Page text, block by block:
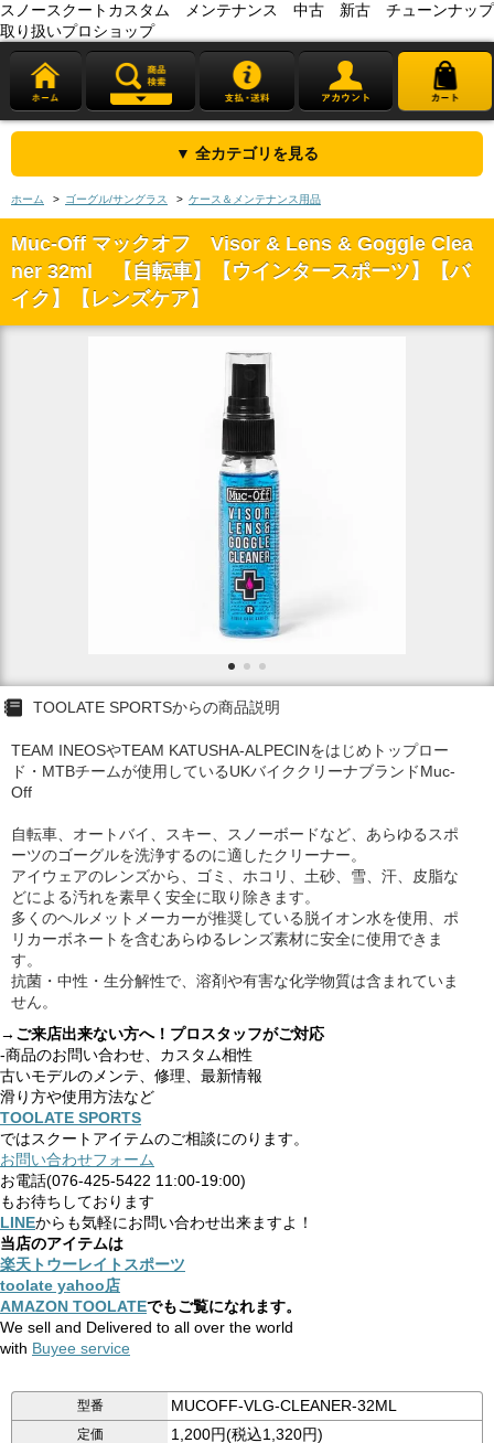
スノースクートカスタム メンテナンス 中古 新古 チューンナップ
取り扱いプロショップ
▼ 全カテゴリを見る
ホーム > ゴーグル/サングラス > ケース＆メンテナンス用品
Muc-Off マックオフ Visor & Lens & Goggle Clea
ner 32ml 【自転車】【ウインタースポーツ】【バ
イク】【レンズケア】
TOOLATE SPORTSからの商品説明
TEAM INEOSやTEAM KATUSHA-ALPECINをはじめトップロー
ド・MTBチームが使用しているUKバイククリーナブランドMuc-
Off
自転車、オートバイ、スキー、スノーボードなど、あらゆるスポ
ーツのゴーグルを洗浄するのに適したクリーナー。
アイウェアのレンズから、ゴミ、ホコリ、土砂、雪、汗、皮脂な
どによる汚れを素早く安全に取り除きます。
多くのヘルメットメーカーが推奨している脱イオン水を使用、ポ
リカーボネートを含むあらゆるレンズ素材に安全に使用できま
す。
抗菌・中性・生分解性で、溶剤や有害な化学物質は含まれていま
せん。
→ご来店出来ない方へ！プロスタッフがご対応
-商品のお問い合わせ、カスタム相性
古いモデルのメンテ、修理、最新情報
滑り方や使用方法など
TOOLATE SPORTS
ではスクートアイテムのご相談にのります。
お問い合わせフォーム
お電話(076-425-5422 11:00-19:00)
もお待ちしております
LINEからも気軽にお問い合わせ出来ますよ！
当店のアイテムは
楽天トウーレイトスポーツ
toolate yahoo店
AMAZON TOOLATEでもご覧になれます。
We sell and Delivered to all over the world
with Buyee service
型番 MUCOFF-VLG-CLEANER-32ML
定価 1,200円(税込1,320円)